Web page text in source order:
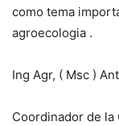
como tema
agroecologia .
Ing Agr, ( Msc )
Coordinador de la